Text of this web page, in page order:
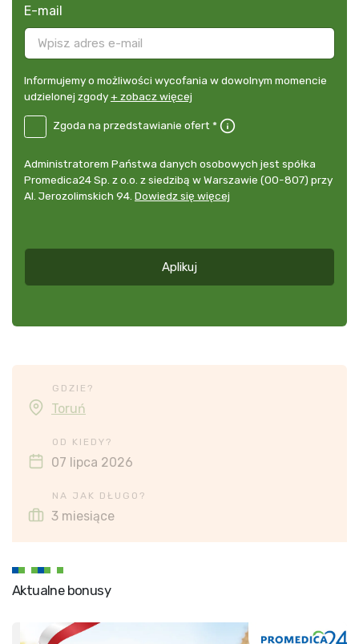
E-mail
Informujemy
o
wycofania
dowolnym
momencie
udzielonej
Informujemy o możliwości wycofania w dowolnym momencie
udzielonej zgody+ zobacz więcej
PL
przedstawianie
Zgoda na przedstawianie ofert *
Administrator
danych
osobowych
Administratorem Państwa danych osobowych jest spółka
Promedica24 Sp. z o.o. z siedzibą w Warszawie (00-807) przy
Al. Jerozolimskich 94. Dowiedz się więcej
Aplikuj
GDZIE?
Toruń
OD KIEDY?
07 lipca 2026
NA JAK DŁUGO?
3 miesiące
Aktualne bonusy